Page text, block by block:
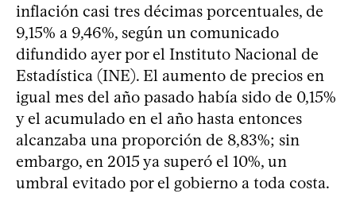
inflación casi tres décimas porcentuales, de
9,15% a 9,46%, según un comunicado
difundido ayer por el Instituto Nacional de
Estadística (INE). El aumento de precios en
igual mes del año pasado había sido de 0,15%
y el acumulado en el año hasta entonces
alcanzaba una proporción de 8,83%; sin
embargo, en 2015 ya superó el 10%, un
umbral evitado por el gobierno a toda costa.